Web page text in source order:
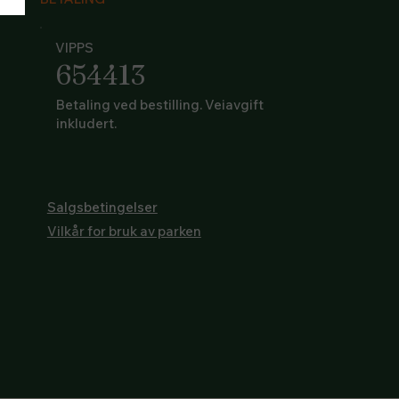
VIPPS
654413
Betaling ved bestilling. Veiavgift
inkludert.
Salgsbetingelser
Vilkår for bruk av parken